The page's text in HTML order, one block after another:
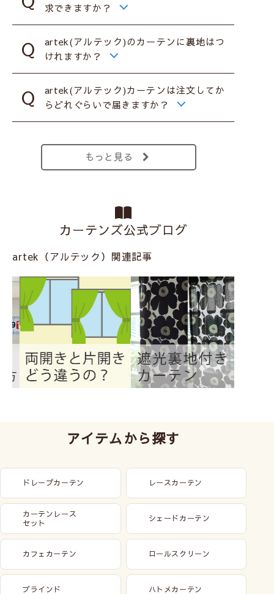
求できますか？
artek(アルテック)のカーテンに裏地はつ
けれますか？
artek(アルテック)カーテンは注文してか
らどれぐらいで届きますか？
もっと見る
カーテンズ公式ブログ
artek（アルテック）関連記事
アイテムから探す
ドレープカーテン レースカーテン
カーテンレース
セット
シェードカーテン
カフェカーテン ロールスクリーン
ブラインド ハトメカーテン